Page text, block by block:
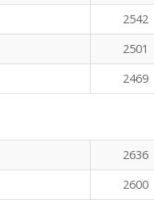
2542
2501
2469
2636
2600